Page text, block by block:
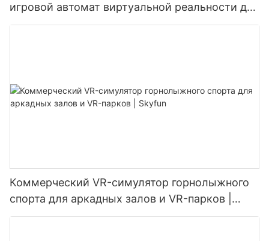
игровой автомат виртуальной реальности для
игровой комнаты | SKYFUN
Коммерческий VR-симулятор горнолыжного
спорта для аркадных залов и VR-парков |
Skyfun